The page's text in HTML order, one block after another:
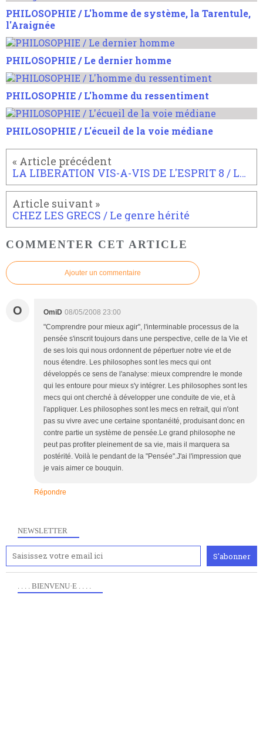
PHILOSOPHIE / L'homme de système, la Tarentule,
l'Araignée
PHILOSOPHIE / Le dernier homme
PHILOSOPHIE / L'homme du ressentiment
PHILOSOPHIE / L'écueil de la voie médiane
LA LIBERATION VIS-A-VIS DE L'ESPRIT 8 / La direction
CHEZ LES GRECS / Le genre hérité
COMMENTER CET ARTICLE
Ajouter un commentaire
O OmiD 08/05/2008 23:00
"Comprendre pour mieux agir", l'interminable processus de la
pensée s'inscrit toujours dans une perspective, celle de la Vie et
de ses lois qui nous ordonnent de pépertuer notre vie et de
nous étendre. Les philosophes sont les mecs qui ont
développés ce sens de l'analyse: mieux comprendre le monde
qui les entoure pour mieux s'y intégrer. Les philosophes sont les
mecs qui ont cherché à développer une conduite de vie, et à
l'appliquer. Les philosophes sont les mecs en retrait, qui n'ont
pas su vivre avec une certaine spontanéité, produisant donc en
contre partie un système de pensée.Le grand philosophe ne
peut pas profiter pleinement de sa vie, mais il marquera sa
postérité. Voilà le pendant de la "Pensée".J'ai l'impression que
je vais aimer ce bouquin.
Répondre
NEWSLETTER
. . . . BIENVENU·E . . . .